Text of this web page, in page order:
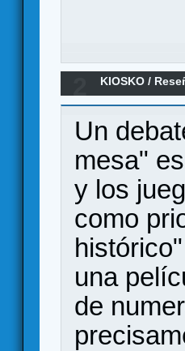
KIOSKO /
Un
mesa"
y los
como
una
de